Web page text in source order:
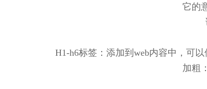
它的
H1-h6标签：添加到web内容中，可
加粗